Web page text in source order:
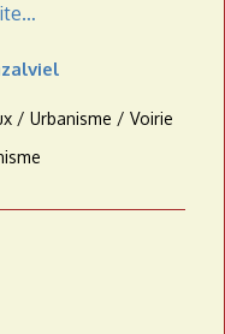
Urbanisme
Voirie